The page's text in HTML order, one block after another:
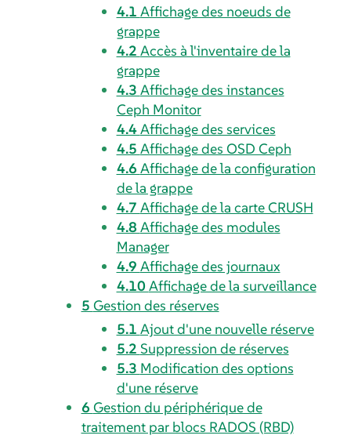
4.1 Affichage des noeuds de
grappe
4.2 Accès à l'inventaire de la
grappe
4.3 Affichage des instances
Ceph Monitor
4.4Affichage des services
4.5 Affichage des OSD Ceph
4.6 Affichage de la configuration
de la grappe
4.7 Affichage de la carte CRUSH
4.8 Affichage des modules
Manager
4.9 Affichage des journaux
4.10Affichage de la surveillance
5 Gestion des réserves
5.1 Ajout d'une nouvelle réserve
5.2 Suppression de réserves
5.3 Modification des options
d'une réserve
6 Gestion du périphérique de
traitement par blocs RADOS (RBD)